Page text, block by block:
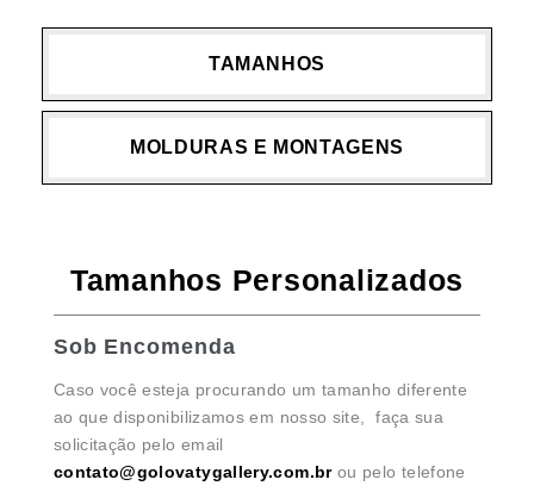
TAMANHOS
MOLDURAS E MONTAGENS
Tamanhos Personalizados
Sob Encomenda
Caso você esteja procurando um tamanho diferente
ao que disponibilizamos em nosso site, faça sua
solicitação pelo email
contato@golovatygallery.com.brou pelo telefone